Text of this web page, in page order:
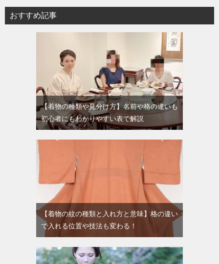
おすすめ記事
【着物の種類や見分け方】名前や格の違いも
初心者にもわかりやすい表で解説
【着物の紋の種類と入れ方と意味】格の違い
で入れる位置や技法も変わる！